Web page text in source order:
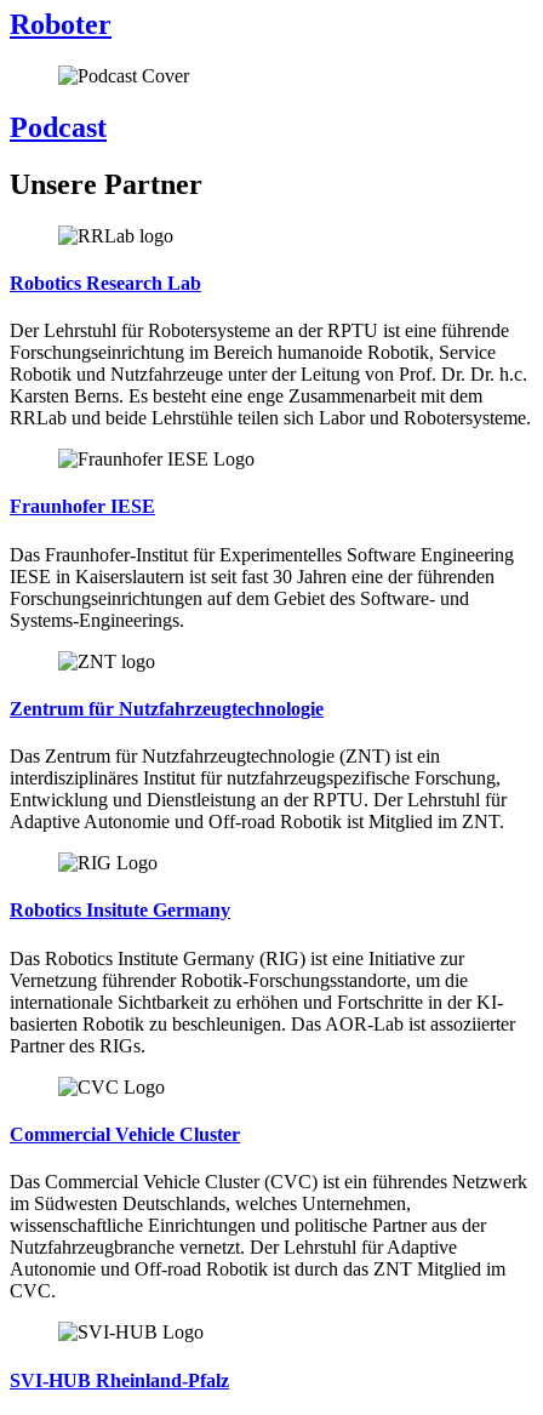
Roboter
Podcast
Unsere Partner
Robotics Research Lab
Der Lehrstuhl für Robotersysteme an der RPTU ist eine führende
Forschungseinrichtung im Bereich humanoide Robotik, Service
Robotik und Nutzfahrzeuge unter der Leitung von Prof. Dr. Dr. h.c.
Karsten Berns. Es besteht eine enge Zusammenarbeit mit dem
RRLab und beide Lehrstühle teilen sich Labor und Robotersysteme.
Fraunhofer IESE
Das Fraunhofer-Institut für Experimentelles Software Engineering
IESE in Kaiserslautern ist seit fast 30 Jahren eine der führenden
Forschungseinrichtungen auf dem Gebiet des Software- und
Systems-Engineerings.
Zentrum für Nutzfahrzeugtechnologie
Das Zentrum für Nutzfahrzeugtechnologie (ZNT) ist ein
interdisziplinäres Institut für nutzfahrzeugspezifische Forschung,
Entwicklung und Dienstleistung an der RPTU. Der Lehrstuhl für
Adaptive Autonomie und Off-road Robotik ist Mitglied im ZNT.
Robotics Insitute Germany
Das Robotics Institute Germany (RIG) ist eine Initiative zur
Vernetzung führender Robotik-Forschungsstandorte, um die
internationale Sichtbarkeit zu erhöhen und Fortschritte in der KI-
basierten Robotik zu beschleunigen. Das AOR-Lab ist assoziierter
Partner des RIGs.
Commercial Vehicle Cluster
Das Commercial Vehicle Cluster (CVC) ist ein führendes Netzwerk
im Südwesten Deutschlands, welches Unternehmen,
wissenschaftliche Einrichtungen und politische Partner aus der
Nutzfahrzeugbranche vernetzt. Der Lehrstuhl für Adaptive
Autonomie und Off-road Robotik ist durch das ZNT Mitglied im
CVC.
SVI-HUB Rheinland-Pfalz